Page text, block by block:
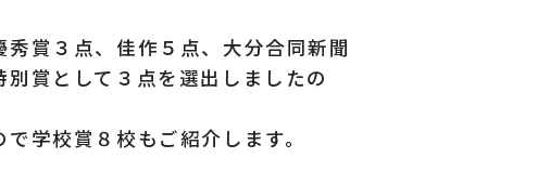
賞３点、佳作５点、大分合同新聞
賞として３点を選出しましたの
学校賞８校もご紹介します。